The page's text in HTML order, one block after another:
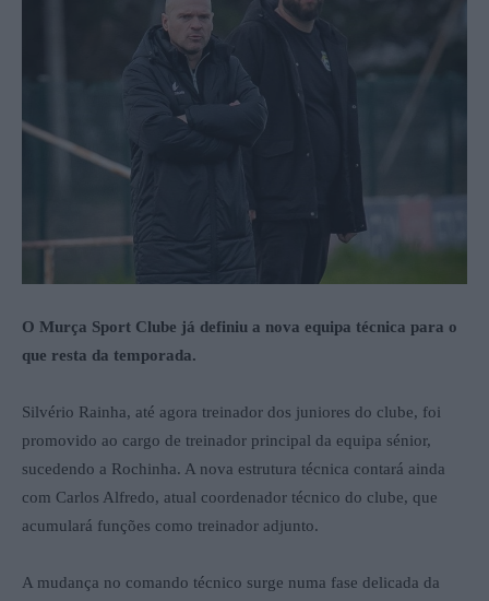
O Murça Sport Clube já definiu a nova equipa técnica para o
que resta da temporada.
Silvério Rainha, até agora treinador dos juniores do clube, foi
promovido ao cargo de treinador principal da equipa sénior,
sucedendo a Rochinha. A nova estrutura técnica contará ainda
com Carlos Alfredo, atual coordenador técnico do clube, que
acumulará funções como treinador adjunto.
A mudança no comando técnico surge numa fase delicada da